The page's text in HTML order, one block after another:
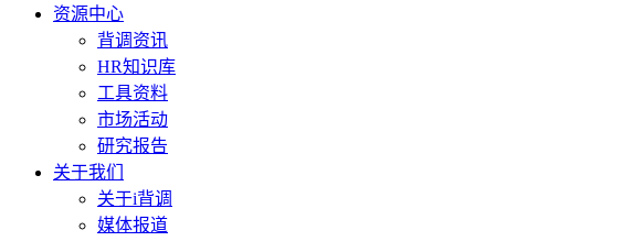
资源中心
背调资讯
HR知识库
工具资料
市场活动
研究报告
关于我们
关于i背调
媒体报道